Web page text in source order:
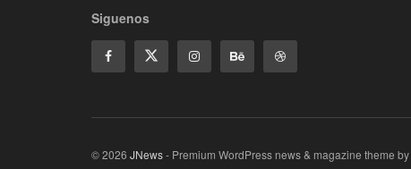
Siguenos
© 2026 JNews- Premium WordPress news & magazine theme by